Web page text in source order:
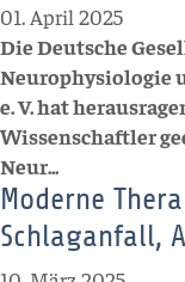
01. April 2025
Die Deutsche
Neurophysiologie
e. V. hat
Wissenschaftler
Neur...
Moderne
Schlaganfall,